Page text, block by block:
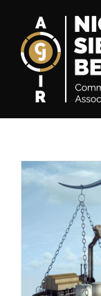
contenu